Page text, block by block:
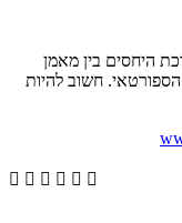
היחסים בין מאמן
חשוב להיות
     